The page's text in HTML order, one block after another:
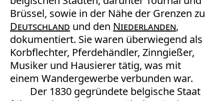
Brüssel, sowie in der Nähe der Grenzen zu
Deutschland und den Niederlanden,
dokumentiert. Sie waren überwiegend als
Korbflechter, Pferdehändler, Zinngießer,
Musiker und Hausierer tätig, was mit
einem Wandergewerbe verbunden war.
Der 1830 gegründete belgische Staat